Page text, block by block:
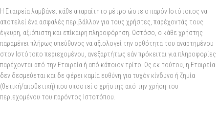
Η Εταιρεία λαμβάνει κάθε απαραίτητο μέτρο ώστε ο παρόν Ιστότοπος να
αποτελεί ένα ασφαλές περιβάλλον για τους χρήστες, παρέχοντάς τους
έγκυρη, αξιόπιστη και επίκαιρη πληροφόρηση. Ωστόσο, ο κάθε χρήστης
παραμένει πλήρως υπεύθυνος να αξιολογεί την ορθότητα του αναρτημένου
στον Ιστότοπο περιεχομένου, ανεξαρτήτως εάν πρόκειται για πληροφορίες
παρέχονται από την Εταιρεία ή από κάποιον τρίτο. Ως εκ τούτου, η Εταιρεία
δεν δεσμεύεται και δε φέρει καμία ευθύνη για τυχόν κίνδυνο ή ζημία
(θετική/αποθετική) που υποστεί ο χρήστης από την χρήση του
περιεχομένου του παρόντος Ιστοτόπου.